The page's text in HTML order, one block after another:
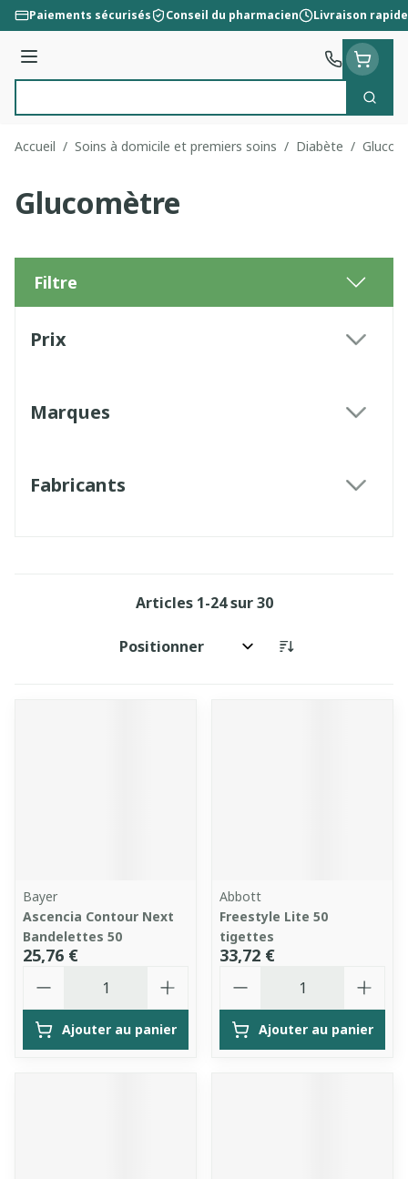
Aller au contenu
Paiements sécurisés Conseil du pharmacien Livraison rapide
Menu
Accueil / Soins à domicile et premiers soins / Diabète /
Glucomètre
Filtre
Prix
Marques
Fabricants
Articles 1-24sur30
Trier par:
Bayer
Ascencia Contour Next
Bandelettes 50
25,76 €
Ajouter au panier
Abbott
Freestyle Lite 50
tigettes
33,72 €
Ajouter au panier